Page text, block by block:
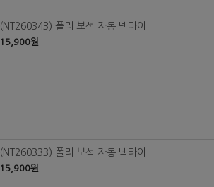
(NT260343) 폴리 보석 자동 넥타이
15,900원
(NT260333) 폴리 보석 자동 넥타이
15,900원